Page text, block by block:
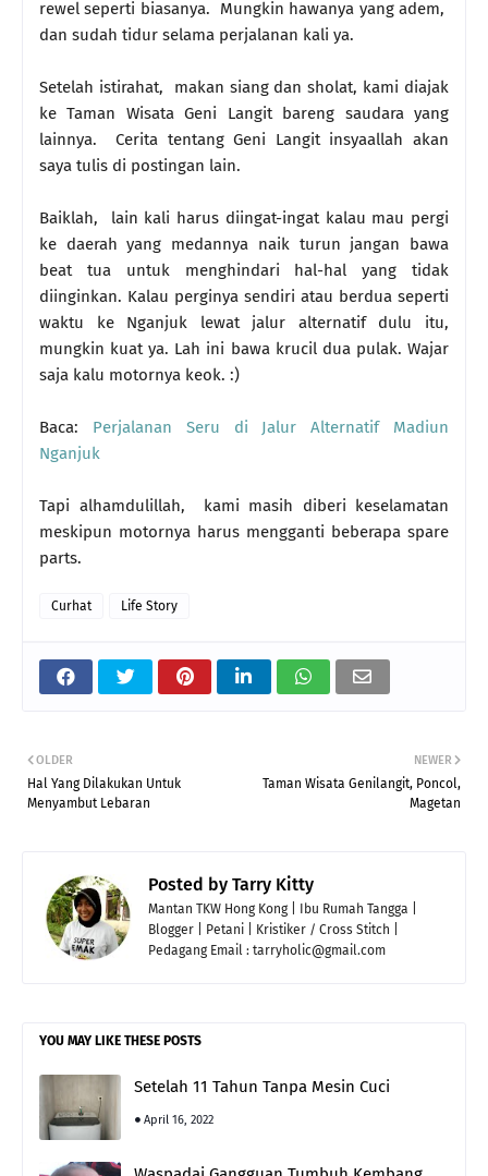
rewel seperti biasanya. Mungkin hawanya yang adem,
dan sudah tidur selama perjalanan kali ya.
Setelah istirahat, makan siang dan sholat, kami diajak
ke Taman Wisata Geni Langit bareng saudara yang
lainnya. Cerita tentang Geni Langit insyaallah akan
saya tulis di postingan lain.
Baiklah, lain kali harus diingat-ingat kalau mau pergi
ke daerah yang medannya naik turun jangan bawa
beat tua untuk menghindari hal-hal yang tidak
diinginkan. Kalau perginya sendiri atau berdua seperti
waktu ke Nganjuk lewat jalur alternatif dulu itu,
mungkin kuat ya. Lah ini bawa krucil dua pulak. Wajar
saja kalu motornya keok. :)
Baca: Perjalanan Seru di Jalur Alternatif Madiun
Nganjuk
Tapi alhamdulillah, kami masih diberi keselamatan
meskipun motornya harus mengganti beberapa spare
parts.
Curhat Life Story
NEWER
Taman Wisata Genilangit, Poncol,
Magetan
OLDER
Hal Yang Dilakukan Untuk
Menyambut Lebaran
Posted by Tarry Kitty
Mantan TKW Hong Kong | Ibu Rumah Tangga |
Blogger | Petani | Kristiker / Cross Stitch |
Pedagang Email : tarryholic@gmail.com
YOU MAY LIKE THESE POSTS
Setelah 11 Tahun Tanpa Mesin Cuci
April 16, 2022